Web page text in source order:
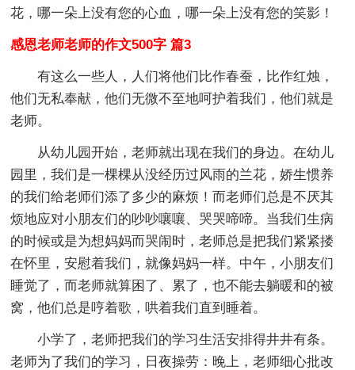
花，哪一朵上没有您的心血，哪一朵上没有您的笑影！
感恩老师老师的作文500字 篇3
有这么一些人，人们将他们比作春蚕，比作红烛，
他们无私奉献，他们无微不至地呵护着我们，他们就是
老师。
从幼儿园开始，老师就出现在我们的身边。在幼儿
园里，我们是一棵棵从没经历过风雨的兰花，娇生惯养
的我们给老师们添了多少的麻烦！而老师们总是不厌其
烦地应对小朋友们的吵吵嚷嚷、哭哭啼啼。当我们生病
的时候或是为想妈妈而哭闹时，老师总是把我们紧紧搂
在怀里，安慰着我们，就像妈妈一样。中午，小朋友们
睡觉了，而老师就算困了、累了，也不能去躺暖和的被
窝，他们总是哼着歌，哄着我们直到睡着。
小学了，老师把我们的学习生活安排得井井有条。
老师为了我们的学习，日夜操劳：晚上，老师细心批改